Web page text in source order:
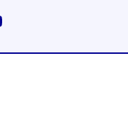
écologique,
de la Transition
de latwitter) -